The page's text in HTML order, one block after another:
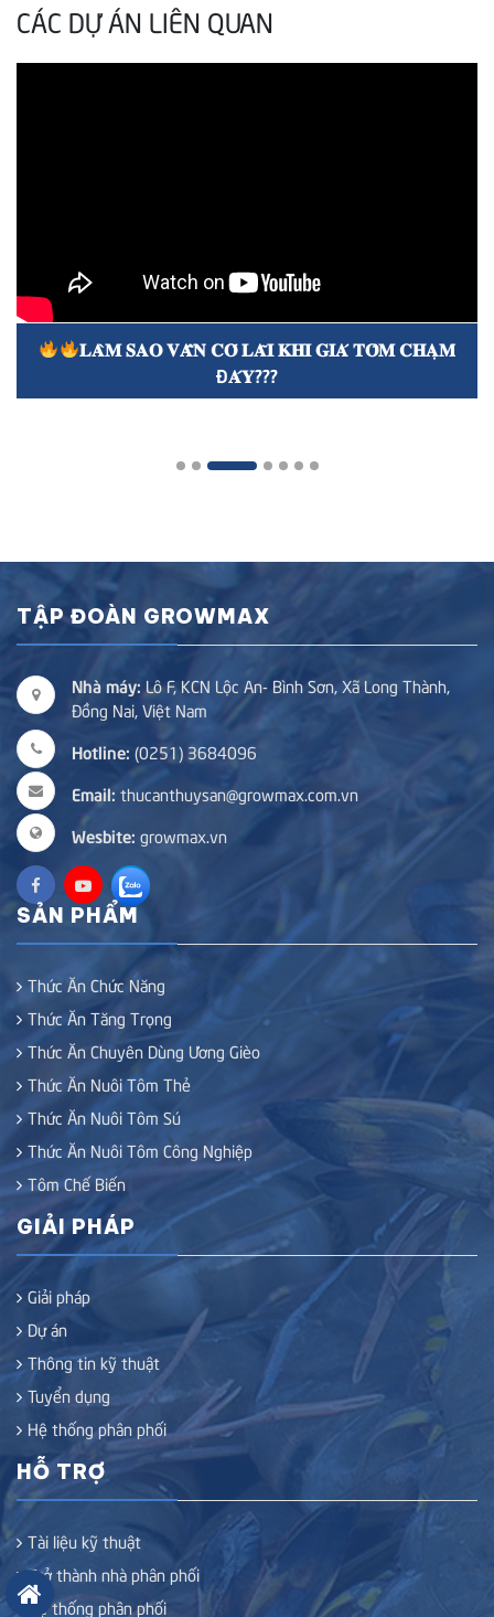
CÁC DỰ ÁN LIÊN QUAN
𝐋𝐀̀𝐌 𝐒𝐀𝐎 𝐕𝐀̂̃𝐍 𝐂𝐎́ 𝐋𝐀̃𝐈 𝐊𝐇𝐈 𝐆𝐈𝐀́ 𝐓𝐎̂𝐌 𝐂𝐇𝐀̣𝐌
Đ𝐀́𝐘???
TẬP ĐOÀN GROWMAX
Nhà máy: Lô F, KCN Lộc An- Bình Sơn, Xã Long Thành,
Đồng Nai, Việt Nam
Hotline: (0251) 3684096
Email: thucanthuysan@growmax.com.vn
Wesbite: growmax.vn
SẢN PHẨM
Thức Ăn Chức Năng
Thức Ăn Tăng Trọng
Thức Ăn Chuyên Dùng Ương Gièo
Thức Ăn Nuôi Tôm Thẻ
Thức Ăn Nuôi Tôm Sú
Thức Ăn Nuôi Tôm Công Nghiệp
Tôm Chế Biến
GIẢI PHÁP
Giải pháp
Dự án
Thông tin kỹ thuật
Tuyển dụng
Hệ thống phân phối
HỖ TRỢ
Tài liệu kỹ thuật
Trở thành nhà phân phối
Hệ thống phân phối